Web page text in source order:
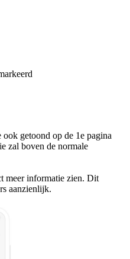
getoond op de 1e pagina
zal boven de normale
meer informatie zien. Dit
aanzienlijk.